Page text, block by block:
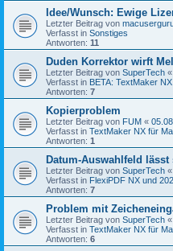
Idee/Wunsch: Ewige
Letzter Beitrag von
Verfasst in Sonstiges
Antworten: 11
Duden Korrektor wirft
Letzter Beitrag von SuperTech «
Verfasst in BETA: TextMaker
Antworten: 7
Kopierproblem
Letzter Beitrag von FUM «
Verfasst in TextMaker NX für
Antworten: 1
Datum-Auswahlfeld
Letzter Beitrag von SuperTech «
Verfasst in FlexiPDF NX und
Antworten: 7
Problem mit
Letzter Beitrag von SuperTech «
Verfasst in TextMaker NX für
Antworten: 6